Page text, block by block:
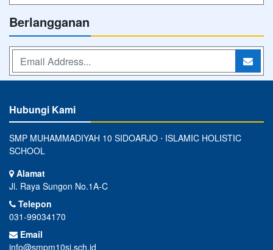
Berlangganan
Hubungi Kami
SMP MUHAMMADIYAH 10 SIDOARJO ⋅ ISLAMIC HOLISTIC
SCHOOL
Alamat
Jl. Raya Sungon No.1A-C
Telepon
031-99034170
Email
info@smpm10si.sch.id